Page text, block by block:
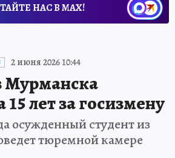
НАС В МАХ!
2 июня 2026 10:44
Мурманска
лет за госизмену
осужденный студент из
тюремной камере